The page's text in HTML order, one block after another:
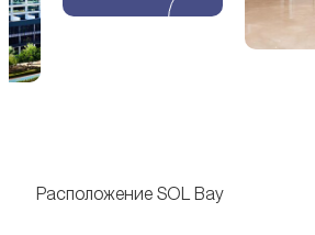
Расположение SOL Bay